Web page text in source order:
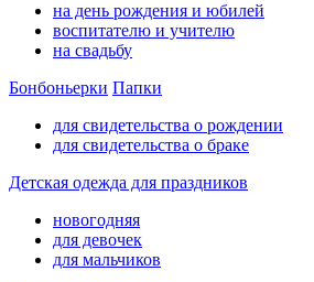
на день рождения и юбилей
воспитателю и учителю
на свадьбу
Бонбоньерки Папки
для свидетельства о рождении
для свидетельства о браке
Детская одежда для праздников
новогодняя
для девочек
для мальчиков